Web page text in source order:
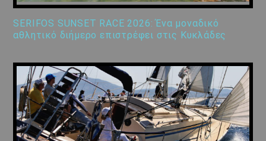
SERIFOS SUNSET RACE 2026: Ένα μοναδικό
αθλητικό διήμερο επιστρέφει στις Κυκλάδες